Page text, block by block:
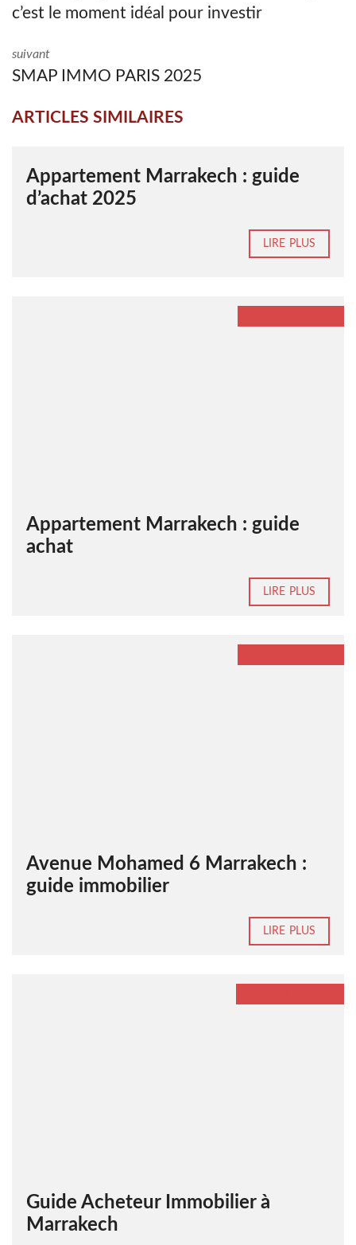
c’est le moment idéal pour investir
suivant
SMAP IMMO PARIS 2025
ARTICLES SIMILAIRES
Appartement Marrakech : guide
d’achat 2025
LIRE PLUS
Appartement Marrakech : guide
achat
LIRE PLUS
Avenue Mohamed 6 Marrakech :
guide immobilier
LIRE PLUS
Guide Acheteur Immobilier à
Marrakech